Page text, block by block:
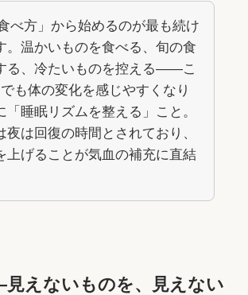
べ方」から始めるのが最も続け
。温かいものを食べる、旬の食
る、冷たいものを控える——こ
も体の変化を感じやすくなり
「睡眠リズムを整える」こと。
夜は回復の時間とされており、
上げることが気血の補充に直結
えないものを、見えない